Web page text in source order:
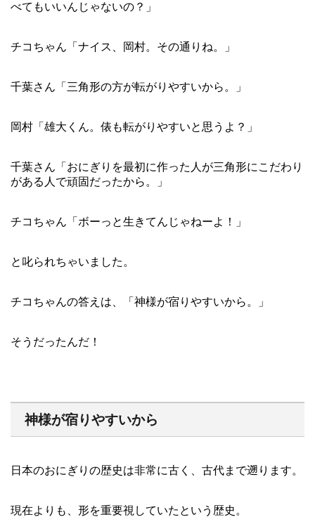
べてもいいんじゃないの？」
チコちゃん「ナイス、岡村。その通りね。」
千葉さん「三角形の方が転がりやすいから。」
岡村「雄大くん。俵も転がりやすいと思うよ？」
千葉さん「おにぎりを最初に作った人が三角形にこだわり
がある人で頑固だったから。」
チコちゃん「ボーっと生きてんじゃねーよ！」
と叱られちゃいました。
チコちゃんの答えは、「神様が宿りやすいから。」
そうだったんだ！
神様が宿りやすいから
日本のおにぎりの歴史は非常に古く、古代まで遡ります。
現在よりも、形を重要視していたという歴史。